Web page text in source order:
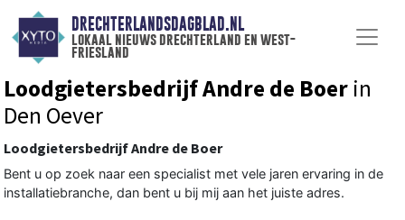
DRECHTERLANDSDAGBLAD.NL
lokaal nieuws drechterland en west-
friesland
Loodgietersbedrijf Andre de Boer in
Den Oever
Loodgietersbedrijf Andre de Boer
Bent u op zoek naar een specialist met vele jaren ervaring in de
installatiebranche, dan bent u bij mij aan het juiste adres.